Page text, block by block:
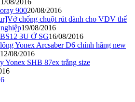
08/2016
90020/08/2016
chống chuột rút dành cho VĐV thể
19/08/2016
3U Ở SG16/08/2016
Yonex Arcsaber D6 chính hãng new
12/08/2016
Yonex SHB 87ex trắng size